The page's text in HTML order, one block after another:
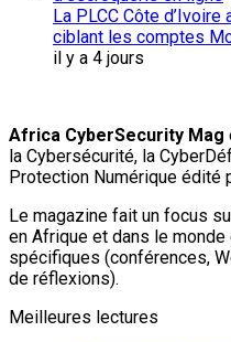
La PLCC Côte
ciblant les comptes
il y a 4 jours
Africa CyberSecurity Mag
la Cybersécurité, la
Protection Numérique édité
Le magazine fait un focus
en Afrique et dans le
spécifiques (conférences,
de réflexions).
Meilleures lectures